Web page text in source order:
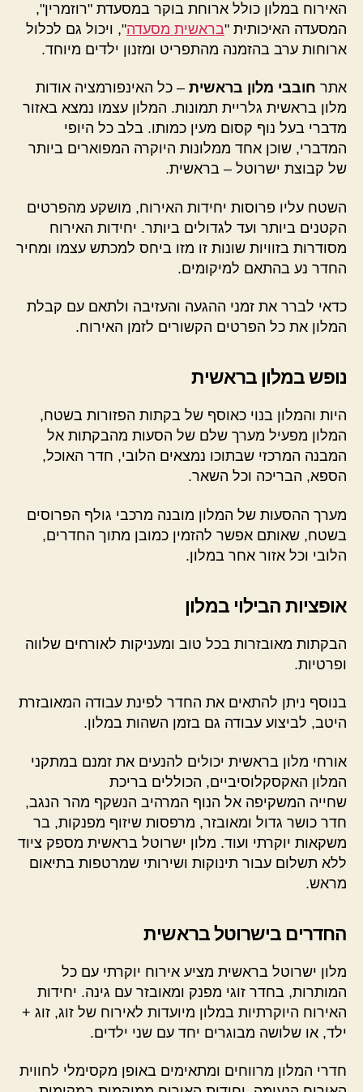
האירוח במלון כולל ארוחת בוקר במסעדת "רוזמרין",
המסעדה האיכותית "בראשית מסעדה", ויכול גם לכלול
ארוחות ערב בהזמנה מהתפריט ומזנון ילדים מיוחד.
אתר חובבי מלון בראשית – כל האינפורמציה אודות
מלון בראשית גלריית תמונות. המלון עצמו נמצא באזור
מדברי בעל נוף קסום מעין כמותו. בלב כל היופי
המדברי, שוכן אחד ממלונות היוקרה המפוארים ביותר
של קבוצת ישרוטל – בראשית.
השטח עליו פרוסות יחידות האירוח, מושקע מהפרטים
הקטנים ביותר ועד לגדולים ביותר. יחידות האירוח
מסודרות בזוויות שונות זו מזו ביחס למכתש עצמו ומחיר
החדר נע בהתאם למיקומים.
כדאי לברר את זמני ההגעה והעזיבה ולתאם עם קבלת
המלון את כל הפרטים הקשורים לזמן האירוח.
נופש במלון בראשית
היות והמלון בנוי כאוסף של בקתות הפזורות בשטח,
המלון מפעיל מערך שלם של הסעות מהבקתות אל
המבנה המרכזי שבתוכו נמצאים הלובי, חדר האוכל,
הספא, הבריכה וכל השאר.
מערך ההסעות של המלון מובנה מרכבי גולף הפרוסים
בשטח, שאותם אפשר להזמין כמובן מתוך החדרים,
הלובי וכל אזור אחר במלון.
אופציות הבילוי במלון
הבקתות מאובזרות בכל טוב ומעניקות לאורחים שלווה
ופרטיות.
בנוסף ניתן להתאים את החדר לפינת עבודה המאובזרת
היטב, לביצוע עבודה גם בזמן השהות במלון.
אורחי מלון בראשית יכולים להנעים את זמנם במתקני
המלון האקסקלוסיביים, הכוללים בריכת
שחייה המשקיפה אל הנוף המרהיב הנשקף מהר הנגב,
חדר כושר גדול ומאובזר, מרפסות שיזוף מפנקות, בר
משקאות יוקרתי ועוד. מלון ישרוטל בראשית מספק ציוד
ללא תשלום עבור תינוקות ושירותי שמרטפות בתיאום
מראש.
החדרים בישרוטל בראשית
מלון ישרוטל בראשית מציע אירוח יוקרתי עם כל
המותרות, בחדר זוגי מפנק ומאובזר עם גינה. יחידות
האירוח היוקרתיות במלון מיועדות לאירוח של זוג, זוג +
ילד, או שלושה מבוגרים יחד עם שני ילדים.
חדרי המלון מרווחים ומתאימים באופן מקסימלי לחווית